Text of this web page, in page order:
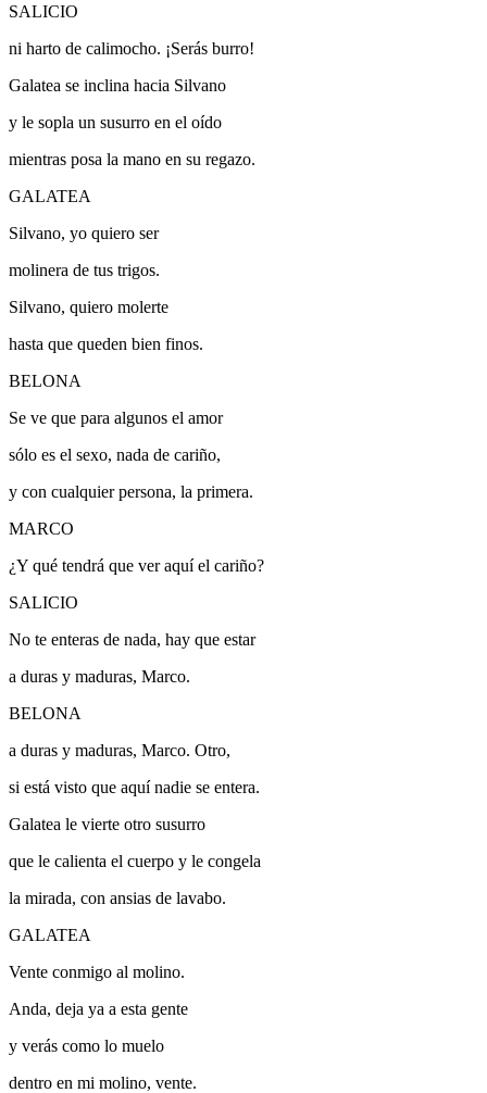
SALICIO
ni harto de calimocho. ¡Serás burro!
Galatea se inclina hacia Silvano
y le sopla un susurro en el oído
mientras posa la mano en su regazo.
GALATEA
Silvano, yo quiero ser
molinera de tus trigos.
Silvano, quiero molerte
hasta que queden bien finos.
BELONA
Se ve que para algunos el amor
sólo es el sexo, nada de cariño,
y con cualquier persona, la primera.
MARCO
¿Y qué tendrá que ver aquí el cariño?
SALICIO
No te enteras de nada, hay que estar
a duras y maduras, Marco.
BELONA
a duras y maduras, Marco. Otro,
si está visto que aquí nadie se entera.
Galatea le vierte otro susurro
que le calienta el cuerpo y le congela
la mirada, con ansias de lavabo.
GALATEA
Vente conmigo al molino.
Anda, deja ya a esta gente
y verás como lo muelo
dentro en mi molino, vente.